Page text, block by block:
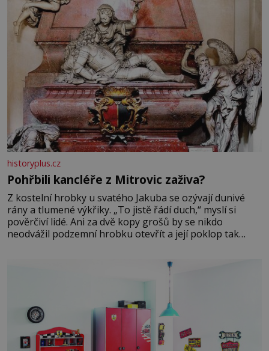
historyplus.cz
Pohřbili kancléře z Mitrovic zaživa?
Z kostelní hrobky u svatého Jakuba se ozývají dunivé
rány a tlumené výkřiky. „To jistě řádí duch,“ myslí si
pověrčiví lidé. Ani za dvě kopy grošů by se nikdo
neodvážil podzemní hrobku otevřít a její poklop tak